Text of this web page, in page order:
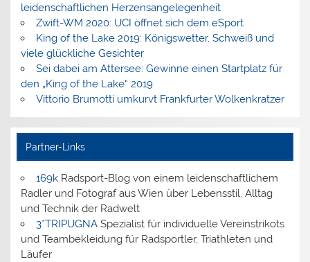
leidenschaftlichen Herzensangelegenheit
Zwift-WM 2020: UCI öffnet sich dem eSport
King of the Lake 2019: Königswetter, Schweiß und
viele glückliche Gesichter
Sei dabei am Attersee: Gewinne einen Startplatz für
den „King of the Lake“ 2019
Vittorio Brumotti umkurvt Frankfurter Wolkenkratzer
Partner-Links
169kRadsport-Blog von einem leidenschaftlichem
Radler und Fotograf aus Wien über Lebensstil, Alltag
und Technik der Radwelt
3*TRIPUGNASpezialist für individuelle Vereinstrikots
und Teambekleidung für Radsportler, Triathleten und
Läufer